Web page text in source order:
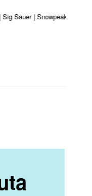
Sauer | Snowpeak |